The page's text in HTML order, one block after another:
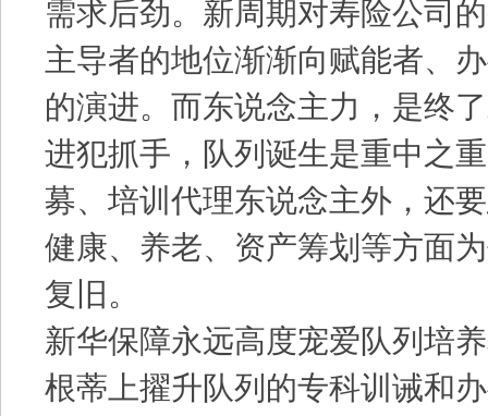
需求后劲。新周期对寿险公司
主导者的地位渐渐向赋能者、
的演进。而东说念主力，是终
进犯抓手，队列诞生是重中之
募、培训代理东说念主外，还
健康、养老、资产筹划等方面
复旧。
新华保障永远高度宠爱队列培
根蒂上擢升队列的专科训诫和